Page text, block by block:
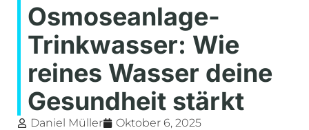
Osmoseanlage-
Trinkwasser: Wie
reines Wasser deine
Gesundheit stärkt
Daniel Müller Oktober 6, 2025